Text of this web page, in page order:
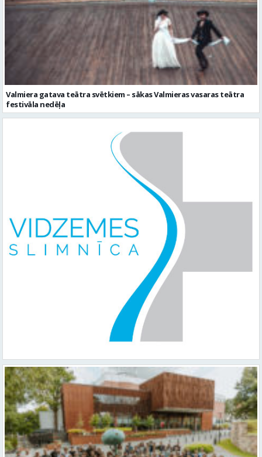
Valmiera gatava teātra svētkiem – sākas Valmieras vasaras teātra
festivāla nedēļa